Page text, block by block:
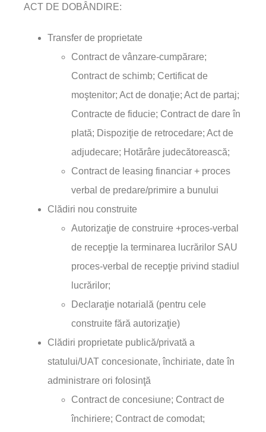
ACT DE DOBÂNDIRE:
Transfer de proprietate
Contract de vânzare-cumpărare;
Contract de schimb; Certificat de
moştenitor; Act de donaţie; Act de partaj;
Contracte de fiducie; Contract de dare în
plată; Dispoziţie de retrocedare; Act de
adjudecare; Hotărâre judecătorească;
Contract de leasing financiar + proces
verbal de predare/primire a bunului
Clădiri nou construite
Autorizaţie de construire +proces-verbal
de recepţie la terminarea lucrărilor SAU
proces-verbal de recepţie privind stadiul
lucrărilor;
Declaraţie notarială (pentru cele
construite fără autorizaţie)
Clădiri proprietate publică/privată a
statului/UAT concesionate, închiriate, date în
administrare ori folosinţă
Contract de concesiune; Contract de
închiriere; Contract de comodat;